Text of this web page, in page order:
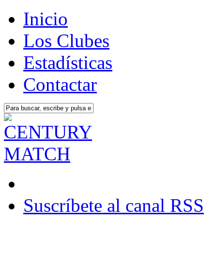
Inicio
Los Clubes
Estadísticas
Contactar
Suscríbete al canal RSS